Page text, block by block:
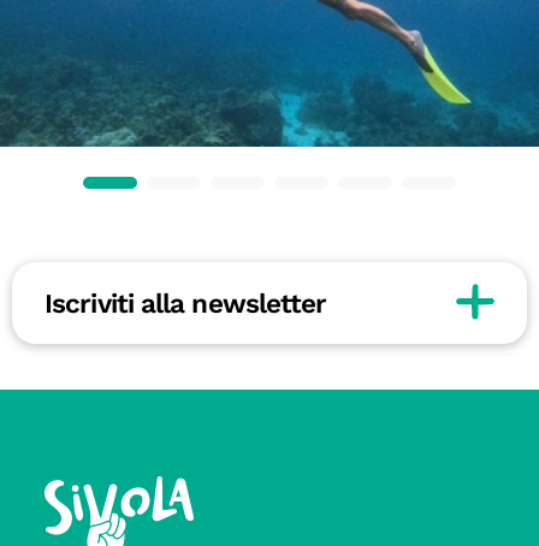
Iscriviti alla newsletter